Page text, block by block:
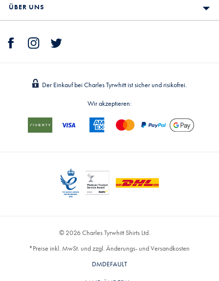
ÜBER UNS
Der Einkauf bei Charles Tyrwhitt ist sicher und risikofrei.
Wir akzeptieren:
© 2026 Charles Tyrwhitt Shirts Ltd.
*Preise inkl. MwSt. und zzgl. Änderungs- und Versandkosten
DMDEFAULT